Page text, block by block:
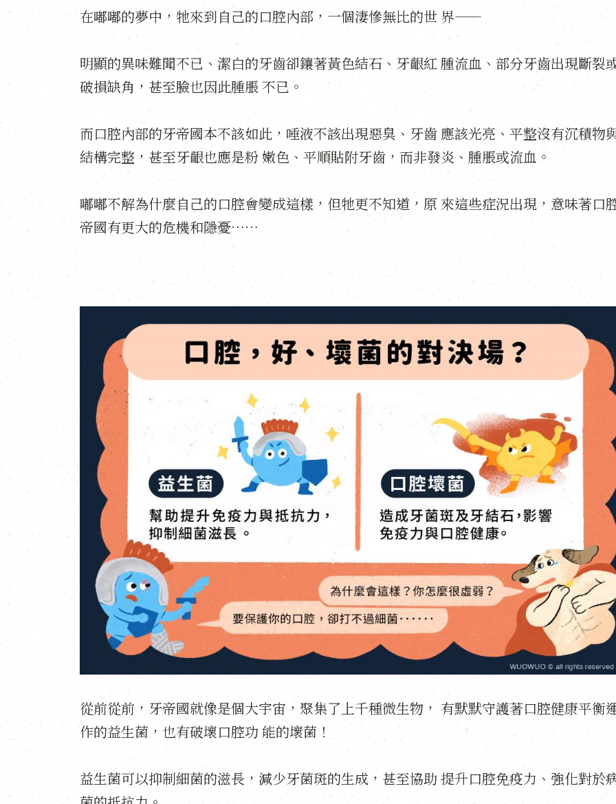
在嘟嘟的夢中，牠來到自己的口腔內部，一個淒慘無比的世 界——
明顯的異味難聞不已、潔白的牙齒卻鑲著黃色結石、牙齦紅 腫流血、部分牙齒出現斷裂
破損缺角，甚至臉也因此腫脹不已。
而口腔內部的牙帝國本不該如此，唾液不該出現惡臭、牙齒 應該光亮、平整沒有沉積物
結構完整，甚至牙齦也應是粉嫩色、平順貼附牙齒，而非發炎、腫脹或流血。
嘟嘟不解為什麼自己的口腔會變成這樣，但牠更不知道，原 來這些症況出現，意味著口
帝國有更大的危機和隱憂⋯⋯
從前從前，牙帝國就像是個大宇宙，聚集了上千種微生物， 有默默守護著口腔健康平衡
作的益生菌，也有破壞口腔功 能的壞菌！
益生菌可以抑制細菌的滋長，減少牙菌斑的生成，甚至協助 提升口腔免疫力、強化對於